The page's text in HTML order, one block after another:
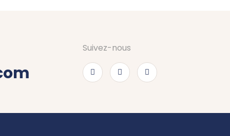
Suivez-nous